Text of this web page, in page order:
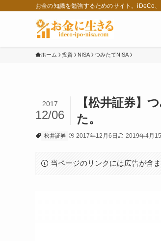
お金の知識を勉強するためのサイト。iDeCo
ホーム 投資 NISA つみたてNISA
【松井証券】
た。
2017
12/06
松井証券 2017年12月6日 2019年4月
当ページのリンクには広告が含